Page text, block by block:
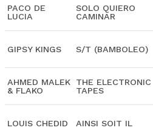
PACO DE
LUCIA
SOLO QUIERO
CAMINAR
GIPSY KINGS S/T (BAMBOLEO)
AHMED MALEK
& FLAKO
THE ELECTRONIC
TAPES
LOUIS CHEDID AINSI SOIT IL